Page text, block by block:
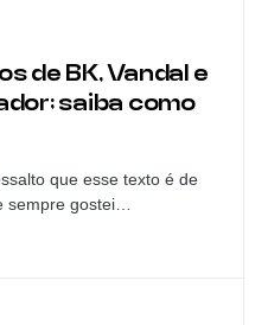
de BK, Vandal e
saiba como
que esse texto é de
sempre gostei…